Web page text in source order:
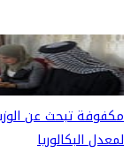
لمعدل البكالوريا